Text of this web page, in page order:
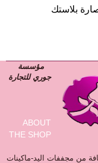
مؤسسة
جوري للتجارة
ABOUT
THE SHOP
من مجففات اليد-ماكينات